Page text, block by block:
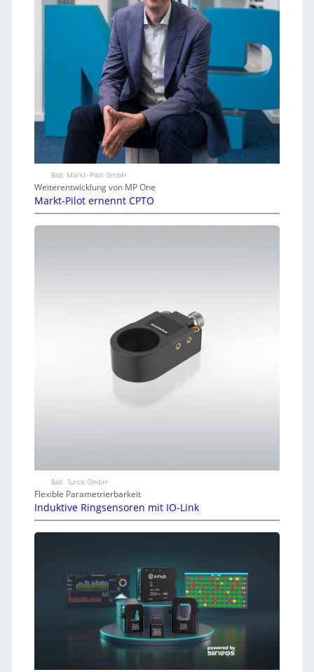
Bild: Markt-Pilot GmbH
Weiterentwicklung von MP One
Markt-Pilot ernennt CPTO
Bild: Turck GmbH
Flexible Parametrierbarkeit
Induktive Ringsensoren mit IO-Link